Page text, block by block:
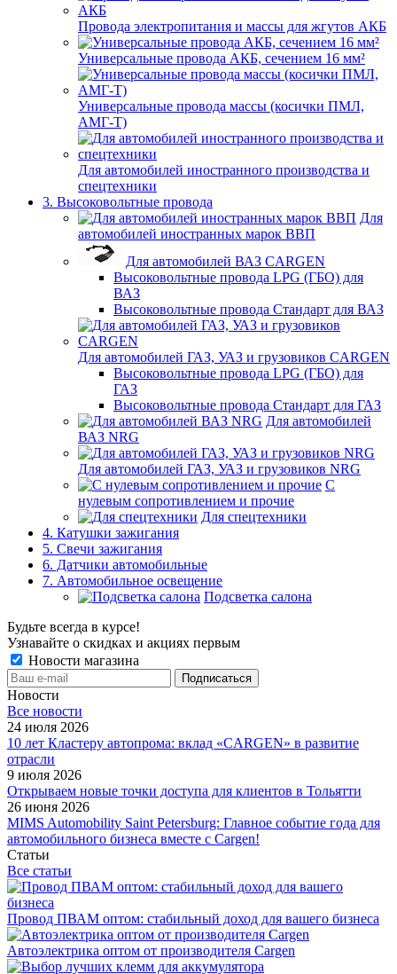
Провода электропитания и массы для жгутов АКБ
Универсальные провода АКБ, сечением 16 мм²
Универсальные провода массы (косички ПМЛ,
АМГ-Т)
Для автомобилей иностранного производства и
спецтехники
3. Высоковольтные провода
Для
автомобилей иностранных марок ВВП
Для автомобилей ВАЗ CARGEN
Высоковольтные провода LPG (ГБО) для
ВАЗ
Высоковольтные провода Стандарт для ВАЗ
Для автомобилей ГАЗ, УАЗ и грузовиков CARGEN
Высоковольтные провода LPG (ГБО) для
ГАЗ
Высоковольтные провода Стандарт для ГАЗ
Для автомобилей
ВАЗ NRG
Для автомобилей ГАЗ, УАЗ и грузовиков NRG
С
нулевым сопротивлением и прочие
Для спецтехники
4. Катушки зажигания
5. Свечи зажигания
6. Датчики автомобильные
7. Автомобильное освещение
Подсветка салона
Будьте всегда в курсе!
Узнавайте о скидках и акциях первым
Новости магазина
Новости
Все новости
24 июля 2026
10 лет Кластеру автопрома: вклад «CARGEN» в развитие
отрасли
9 июля 2026
Открываем новые точки доступа для клиентов в Тольятти
26 июня 2026
MIMS Automobility Saint Petersburg: Главное событие года для
автомобильного бизнеса вместе с Cargen!
Статьи
Все статьи
Провод ПВАМ оптом: стабильный доход для вашего бизнеса
Автоэлектрика оптом от производителя Cargen